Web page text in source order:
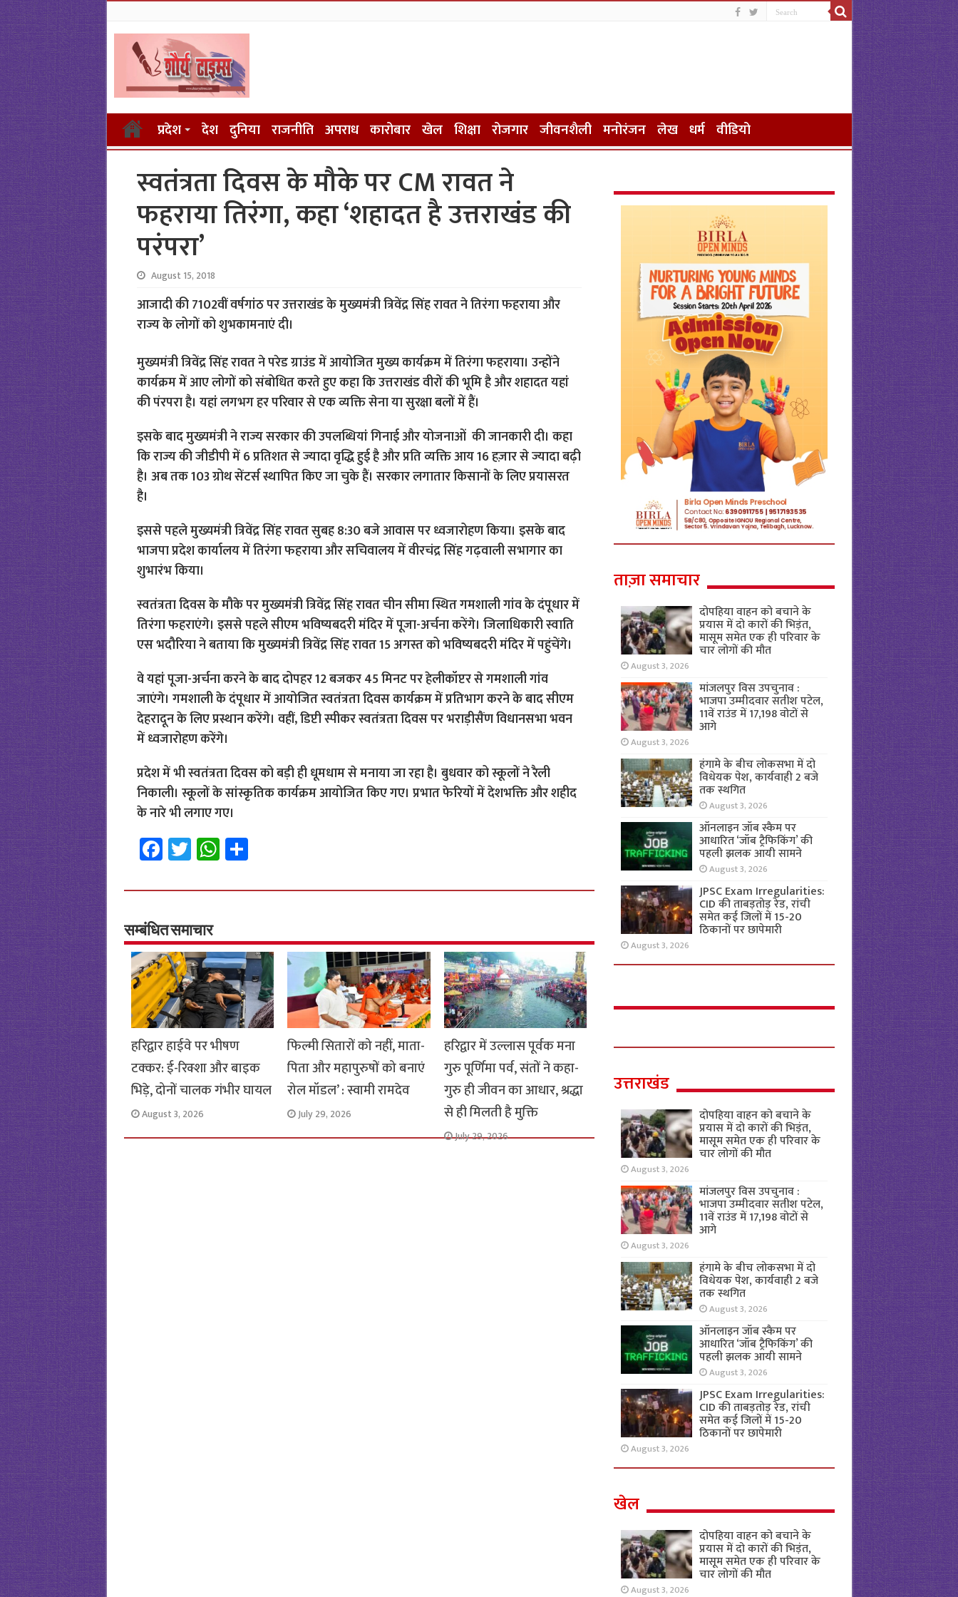
प्रदेश देश दुनिया राजनीति अपराध कारोबार खेल शिक्षा रोजगार जीवनशैली मनोरंजन लेख धर्म वीडियो
स्वतंत्रता दिवस के मौके पर CM रावत ने
फहराया तिरंगा, कहा ‘शहादत है उत्तराखंड की
परंपरा’
August 15, 2018
आजादी की 7102वीं वर्षगांठ पर उत्तराखंड के मुख्यमंत्री त्रिवेंद्र सिंह रावत ने तिरंगा फहराया और
राज्य के लोगों को शुभकामनाएं दी।
मुख्यमंत्री त्रिवेंद्र सिंह रावत ने परेड ग्राउंड में आयोजित मुख्य कार्यक्रम में तिरंगा फहराया। उन्होंने
कार्यक्रम में आए लोगों को संबोधित करते हुए कहा कि उत्तराखंड वीरों की भूमि है और शहादत यहां
की पंरपरा है। यहां लगभग हर परिवार से एक व्यक्ति सेना या सुरक्षा बलों में हैं।
इसके बाद मुख्यमंत्री ने राज्य सरकार की उपलब्धियां गिनाई और योजनाओं की जानकारी दी। कहा
कि राज्य की जीडीपी में 6 प्रतिशत से ज्यादा वृद्धि हुई है और प्रति व्यक्ति आय 16 हज़ार से ज्यादा बढ़ी
है। अब तक 103 ग्रोथ सेंटर्स स्थापित किए जा चुके हैं। सरकार लगातार किसानों के लिए प्रयासरत
है।
इससे पहले मुख्यमंत्री त्रिवेंद्र सिंह रावत सुबह 8:30 बजे आवास पर ध्वजारोहण किया। इसके बाद
भाजपा प्रदेश कार्यालय में तिरंगा फहराया और सचिवालय में वीरचंद्र सिंह गढ़वाली सभागार का
शुभारंभ किया।
स्वतंत्रता दिवस के मौके पर मुख्यमंत्री त्रिवेंद्र सिंह रावत चीन सीमा स्थित गमशाली गांव के दंपूधार में
तिरंगा फहराएंगे। इससे पहले सीएम भविष्यबदरी मंदिर में पूजा-अर्चना करेंगे। जिलाधिकारी स्वाति
एस भदौरिया ने बताया कि मुख्यमंत्री त्रिवेंद्र सिंह रावत 15 अगस्त को भविष्यबदरी मंदिर में पहुंचेंगे।
वे यहां पूजा-अर्चना करने के बाद दोपहर 12 बजकर 45 मिनट पर हेलीकॉप्टर से गमशाली गांव
जाएंगे। गमशाली के दंपूधार में आयोजित स्वतंत्रता दिवस कार्यक्रम में प्रतिभाग करने के बाद सीएम
देहरादून के लिए प्रस्थान करेंगे। वहीं, डिप्टी स्पीकर स्वतंत्रता दिवस पर भराड़ीसैंण विधानसभा भवन
में ध्वजारोहण करेंगे।
प्रदेश में भी स्वतंत्रता दिवस को बड़ी ही धूमधाम से मनाया जा रहा है। बुधवार को स्कूलों ने रैली
निकाली। स्कूलों के सांस्कृतिक कार्यक्रम आयोजित किए गए। प्रभात फेरियों में देशभक्ति और शहीद
के नारे भी लगाए गए।
Fa
ce
b
o
o
k
T
wi
tt
er
W
h
at
p
p
S
h
ar
सम्बंधित समाचार
हरिद्वार हाईवे पर भीषण
टक्कर: ई-रिक्शा और बाइक
भिड़े, दोनों चालक गंभीर घायल
August 3, 2026
फिल्मी सितारों को नहीं, माता-
पिता और महापुरुषों को बनाएं
रोल मॉडल’ : स्वामी रामदेव
July 29, 2026
हरिद्वार में उल्लास पूर्वक मना
गुरु पूर्णिमा पर्व, संतों ने कहा-
गुरु ही जीवन का आधार, श्रद्धा
से ही मिलती है मुक्ति
July 29, 2026
ताज़ा समाचार
दोपहिया वाहन को बचाने के
प्रयास में दो कारों की भिड़ंत,
मासूम समेत एक ही परिवार के
चार लोगों की मौत
August 3, 2026
मांजलपुर विस उपचुनाव :
भाजपा उम्मीदवार सतीश पटेल,
11वें राउंड में 17,198 वोटों से
आगे
August 3, 2026
हंगामे के बीच लोकसभा में दो
विधेयक पेश, कार्यवाही 2 बजे
तक स्थगित
August 3, 2026
ऑनलाइन जॉब स्कैम पर
आधारित ‘जॉब ट्रैफिकिंग’ की
पहली झलक आयी सामने
August 3, 2026
JPSC Exam Irregularities:
CID की ताबड़तोड़ रेड, रांची
समेत कई जिलों में 15-20
ठिकानों पर छापेमारी
August 3, 2026
उत्तराखंड
दोपहिया वाहन को बचाने के
प्रयास में दो कारों की भिड़ंत,
मासूम समेत एक ही परिवार के
चार लोगों की मौत
August 3, 2026
मांजलपुर विस उपचुनाव :
भाजपा उम्मीदवार सतीश पटेल,
11वें राउंड में 17,198 वोटों से
आगे
August 3, 2026
हंगामे के बीच लोकसभा में दो
विधेयक पेश, कार्यवाही 2 बजे
तक स्थगित
August 3, 2026
ऑनलाइन जॉब स्कैम पर
आधारित ‘जॉब ट्रैफिकिंग’ की
पहली झलक आयी सामने
August 3, 2026
JPSC Exam Irregularities:
CID की ताबड़तोड़ रेड, रांची
समेत कई जिलों में 15-20
ठिकानों पर छापेमारी
August 3, 2026
खेल
दोपहिया वाहन को बचाने के
प्रयास में दो कारों की भिड़ंत,
मासूम समेत एक ही परिवार के
चार लोगों की मौत
August 3, 2026